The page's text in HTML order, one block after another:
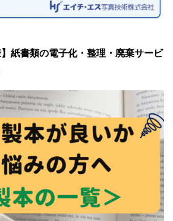
】紙書類の電子化・整理・廃棄サービ